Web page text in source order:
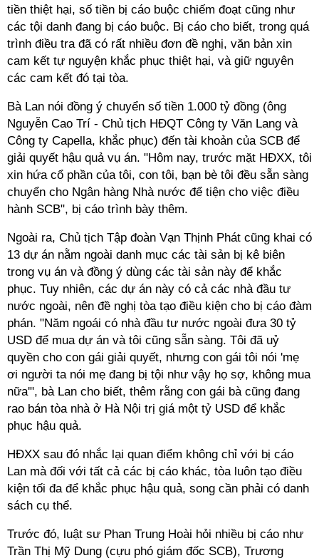
tiền thiệt hại, số tiền bị cáo buộc chiếm đoạt cũng như
các tội danh đang bị cáo buộc. Bị cáo cho biết, trong quá
trình điều tra đã có rất nhiều đơn đề nghị, văn bản xin
cam kết tự nguyện khắc phục thiệt hại, và giữ nguyên
các cam kết đó tại tòa.
Bà Lan nói đồng ý chuyển số tiền 1.000 tỷ đồng (ông
Nguyễn Cao Trí - Chủ tịch HĐQT Công ty Văn Lang và
Công ty Capella, khắc phục) đến tài khoản của SCB để
giải quyết hậu quả vụ án. "Hôm nay, trước mặt HĐXX, tôi
xin hứa cổ phần của tôi, con tôi, bạn bè tôi đều sẵn sàng
chuyển cho Ngân hàng Nhà nước để tiện cho việc điều
hành SCB", bị cáo trình bày thêm.
Ngoài ra, Chủ tịch Tập đoàn Vạn Thịnh Phát cũng khai có
13 dự án nằm ngoài danh mục các tài sản bị kê biên
trong vụ án và đồng ý dùng các tài sản này để khắc
phục. Tuy nhiên, các dự án này có cả các nhà đầu tư
nước ngoài, nên đề nghị tòa tạo điều kiện cho bị cáo đàm
phán. "Năm ngoái có nhà đầu tư nước ngoài đưa 30 tỷ
USD để mua dự án và tôi cũng sẵn sàng. Tôi đã uỷ
quyền cho con gái giải quyết, nhưng con gái tôi nói 'mẹ
ơi người ta nói mẹ đang bị tội như vậy họ sợ, không mua
nữa'", bà Lan cho biết, thêm rằng con gái bà cũng đang
rao bán tòa nhà ở Hà Nội trị giá một tỷ USD để khắc
phục hậu quả.
HĐXX sau đó nhắc lại quan điểm không chỉ với bị cáo
Lan mà đối với tất cả các bị cáo khác, tòa luôn tạo điều
kiện tối đa để khắc phục hậu quả, song cần phải có danh
sách cụ thể.
Trước đó, luật sư Phan Trung Hoài hỏi nhiều bị cáo như
Trần Thị Mỹ Dung (cựu phó giám đốc SCB), Trương